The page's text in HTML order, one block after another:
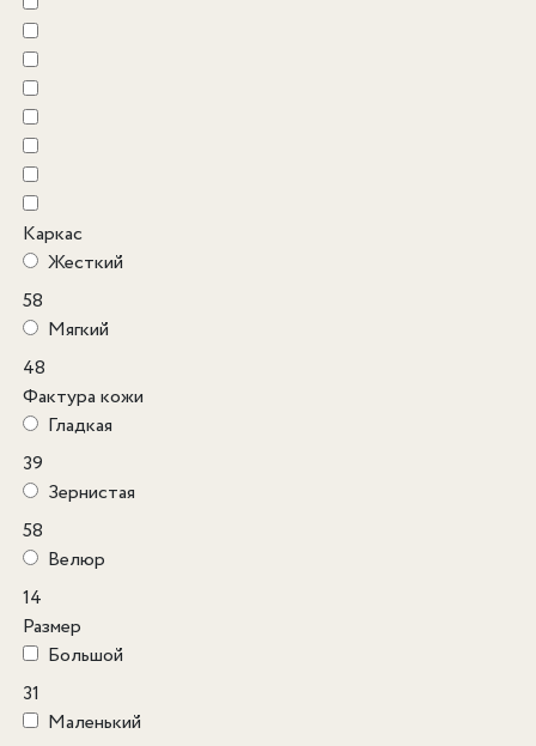
Каркас
Жесткий
58
Мягкий
48
Фактура кожи
Гладкая
39
Зернистая
58
Велюр
14
Размер
Большой
31
Маленький